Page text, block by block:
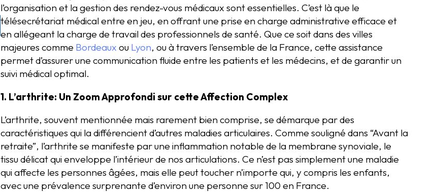
l’organisation et la gestion des rendez-vous médicaux sont essentielles. C’est là que le
télésecrétariat médical entre en jeu, en offrant une prise en charge administrative efficace et
en allégeant la charge de travail des professionnels de santé. Que ce soit dans des villes
majeures comme Bordeaux ou Lyon, ou à travers l’ensemble de la France, cette assistance
permet d’assurer une communication fluide entre les patients et les médecins, et de garantir un
suivi médical optimal.
1. L’arthrite: Un Zoom Approfondi sur cette Affection Complex
L’arthrite, souvent mentionnée mais rarement bien comprise, se démarque par des
caractéristiques qui la différencient d’autres maladies articulaires. Comme souligné dans “Avant la
retraite”, l’arthrite se manifeste par une inflammation notable de la membrane synoviale, le
tissu délicat qui enveloppe l’intérieur de nos articulations. Ce n’est pas simplement une maladie
qui affecte les personnes âgées, mais elle peut toucher n’importe qui, y compris les enfants,
avec une prévalence surprenante d’environ une personne sur 100 en France.